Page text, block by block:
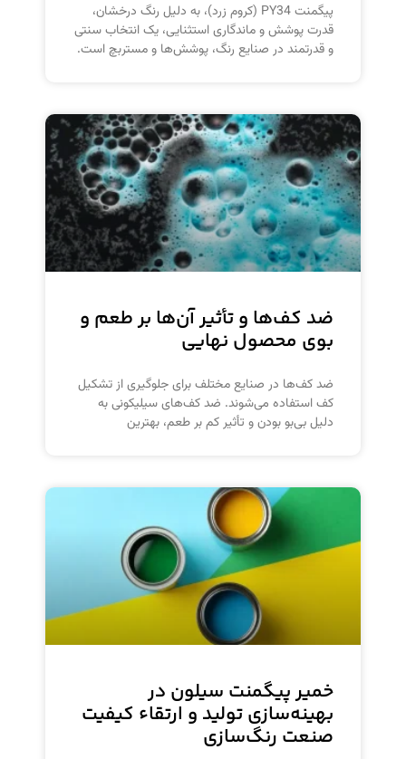
پیگمنت PY34 (کروم زرد)، به دلیل رنگ درخشان،
قدرت پوشش و ماندگاری استثنایی، یک انتخاب سنتی
و قدرتمند در صنایع رنگ، پوشش‌ها و مستربچ است.
ضد کف‌ها و تأثیر آن‌ها بر طعم و
بوی محصول نهایی
ضد کف‌ها در صنایع مختلف برای جلوگیری از تشکیل
کف استفاده می‌شوند. ضد کف‌های سیلیکونی به
دلیل بی‌بو بودن و تأثیر کم بر طعم، بهترین
خمیر پیگمنت سیلون در
بهینه‌سازی تولید و ارتقاء کیفیت
صنعت رنگ‌سازی